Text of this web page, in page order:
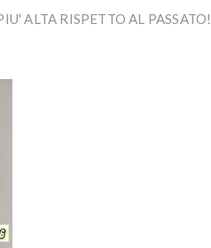
ALTA RISPETTO AL PASSATO!